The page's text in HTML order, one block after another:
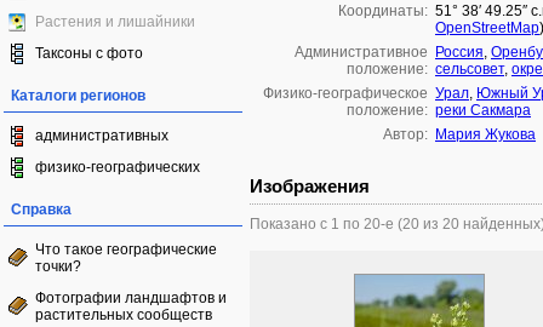
Растения и лишайники
Таксоны с фото
Каталоги регионов
административных
физико-географических
Справка
Что такое географические
точки?
Фотографии ландшафтов и
растительных сообществ
Координаты: 51° 38′ 49.25″
OpenStreetMap)
Административное
положение:
Россия,
сельсовет,
Физико-географическое
положение:
Урал, Южный
реки Сакмара
Автор: Мария Жукова
Изображения
Показано с 1 по 20-е (20 из 20